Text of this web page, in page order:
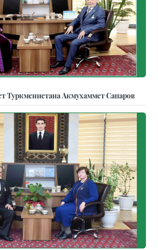
Туркменистана Акмухаммет Сапаров